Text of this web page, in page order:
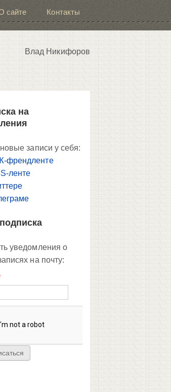
сайте Контакты
Влад Никифоров
на
записи у себя:
френдленте
ленте
уведомления о
на почту: